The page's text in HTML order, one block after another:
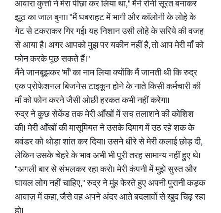
आवारा कुत्तों ने मेरा पीछा कर लिया था," मैंने रोनी सूरत बनाकर
झूठ का जाल बुना। "मैं घबराहट में भागी और कॉलोनी के लोहे के
गेट से टकराकर गिर गई। यह निशान उसी लोहे के सरिये की वजह
से आया है। अगर आपको मुझ पर यकीन नहीं है, तो आप मेरी माँ को
फोन करके पूछ सकते हैं।"
मैंने जानबूझकर 'माँ' का नाम लिया क्योंकि मैं जानती थी कि रुद्र
एक प्रोफेशनल बिजनेस टाइकून होने के नाते किसी कर्मचारी की
माँ को फोन करने जैसी ओछी हरकत कभी नहीं करेगा।
रुद्र ने कुछ सेकेंड तक मेरी आँखों में सच तलाशने की कोशिश
की। मेरी आँखों की मासूमियत ने उसके दिमाग में उठ रहे शक के
बवंडर को थोड़ा शांत कर दिया। उसने धीरे से मेरी कलाई छोड़ दी,
लेकिन उसके चेहरे के भाव अभी भी पूरी तरह सामान्य नहीं हुए थे।
"अगली बार से संभलकर रहा करो। मेरी कंपनी में मुझे सुस्त और
घायल लोग नहीं चाहिए," रुद्र ने मुंह फेरते हुए अपनी पुरानी कड़क
आवाज़ में कहा, जैसे वह अपने अंदर आते बदलावों से खुद चिढ़ रहा